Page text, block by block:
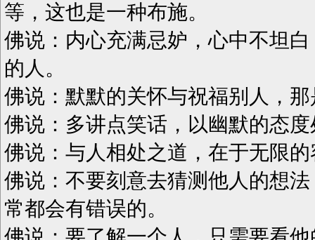
等，这也是一种布施。
佛说：内心充满忌妒，心中不坦
的人。
佛说：默默的关怀与祝福别人，
佛说：多讲点笑话，以幽默的态
佛说：与人相处之道，在于无限
佛说：不要刻意去猜测他人的想
常都会有错误的。